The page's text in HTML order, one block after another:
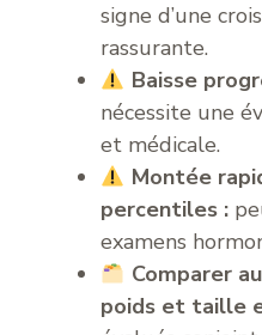
signe d’une
rassurante.
Baisse
nécessite une
et médicale.
Montée
percentiles :
examens
Comparer
poids et taille